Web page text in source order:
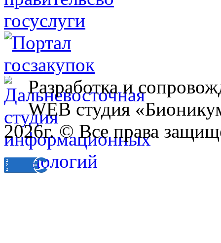
Разработка и
WEB студия
2026г. © Все права